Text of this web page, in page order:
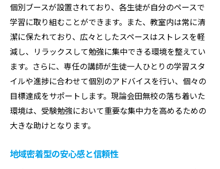
個別ブースが設置されており、各生徒が自分のペースで
学習に取り組むことができます。また、教室内は常に清
潔に保たれており、広々としたスペースはストレスを軽
減し、リラックスして勉強に集中できる環境を整えてい
ます。さらに、専任の講師が生徒一人ひとりの学習スタ
イルや進捗に合わせて個別のアドバイスを行い、個々の
目標達成をサポートします。現論会田無校の落ち着いた
環境は、受験勉強において重要な集中力を高めるための
大きな助けとなります。
地域密着型の安心感と信頼性